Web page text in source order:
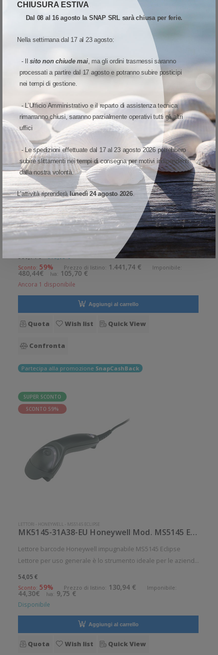
CHIUSURA ESTIVA
Dal 08 al 16 agosto la SNAP SRL sarà chiusa per ferie.
Nella settimana dal 17 al 23 agosto:
- Ilsito non chiude mai, ma gli ordini trasmessi saranno
processati a partire dal 17 agosto e potranno subire posticipi
nei tempi di gestione.
- L’Ufficio Amministrativo e il reparto di assistenza tecnica
rimarranno chiusi, saranno parzialmente operativi tutti gli altri
uffici
- Le spedizioni effettuate dal 17 al 23 agosto 2026 potrebbero
subire slittamenti nei tempi di consegna per motivi indipendenti
dalla nostra volontà.
L’attività riprenderàlunedì 24 agosto 2026.
Quota Wish list Quick View
ESAURIMENTO SCORTE
SOLO 1 RIMASTI
LETTORI-ZEBRA-DS8178
DS8178-SR7U2100PFW Zebra Mod. DS8178. Classificazione: Impugnabile.
Lettore barcode Zebra impugnabile DS8178 Lettore per uso
generale lo strumento ideale per le aziende che desiderano
migliorare le applicazioni quotidiane di lettura dei codici a
barre. Lettura QrCode abilitata. Alto grado di robustezza.
Collegamen
Sconto: 59% Prezzo di listino: 1.441,74 € Imponibile:
480,44€ Iva: 105,70 €
Ancora 1 disponibile
Aggiungi al carrello
Quota Wish list Quick View
Confronta
Partecipa alla promozione SnapCashBack
SUPER SCONTO
SCONTO 59%
LETTORI - HONEYWELL - MS5145 ECLIPSE
MK5145-31A38-EU Honeywell Mod. MS5145 Eclipse.
Lettore barcode Honeywell impugnabile MS5145 Eclipse
Lettore per uso generale è lo strumento ideale per le aziende
che desiderano migliorare le applicazioni quotidiane di lettura
dei codici a barre. Angolo di scansione verticale: 1° Angolo di
sc
54,05 €
Sconto: 59% Prezzo di listino: 130,94 € Imponibile:
44,30€ Iva: 9,75 €
Disponibile
Aggiungi al carrello
Quota Wish list Quick View